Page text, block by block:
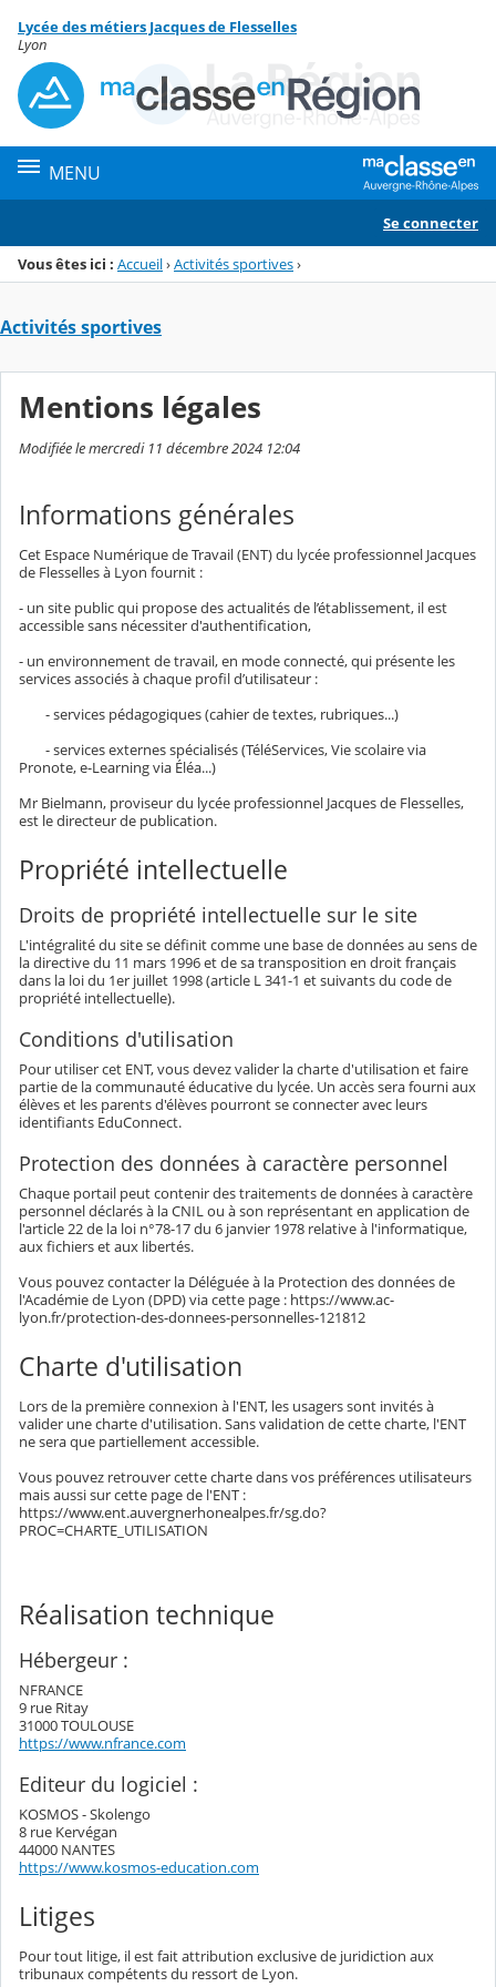
Menu de la rubrique
Contenu
Lycée des métiers Jacques de Flesselles
Lyon
MENU
Se connecter
Vous êtes ici : Accueil›Activités sportives›
Activités sportives
Mentions légales
Modifiée le mercredi 11 décembre 2024 12:04
Informations générales
Cet Espace Numérique de Travail (ENT) du lycée professionnel Jacques
de Flesselles à Lyon fournit :
- un site public qui propose des actualités de l’établissement, il est
accessible sans nécessiter d'authentification,
- un environnement de travail, en mode connecté, qui présente les
services associés à chaque profil d’utilisateur :
- services pédagogiques (cahier de textes, rubriques...)
- services externes spécialisés (TéléServices, Vie scolaire via
Pronote, e-Learning via Éléa...)
Mr Bielmann, proviseur du lycée professionnel Jacques de Flesselles,
est le directeur de publication.
Propriété intellectuelle
Droits de propriété intellectuelle sur le site
L'intégralité du site se définit comme une base de données au sens de
la directive du 11 mars 1996 et de sa transposition en droit français
dans la loi du 1er juillet 1998 (article L 341-1 et suivants du code de
propriété intellectuelle).
Conditions d'utilisation
Pour utiliser cet ENT, vous devez valider la charte d'utilisation et faire
partie de la communauté éducative du lycée. Un accès sera fourni aux
élèves et les parents d'élèves pourront se connecter avec leurs
identifiants EduConnect.
Protection des données à caractère personnel
Chaque portail peut contenir des traitements de données à caractère
personnel déclarés à la CNIL ou à son représentant en application de
l'article 22 de la loi n°78-17 du 6 janvier 1978 relative à l'informatique,
aux fichiers et aux libertés.
Vous pouvez contacter la Déléguée à la Protection des données de
l'Académie de Lyon (DPD) via cette page : https://www.ac-
lyon.fr/protection-des-donnees-personnelles-121812
Charte d'utilisation
Lors de la première connexion à l'ENT, les usagers sont invités à
valider une charte d'utilisation. Sans validation de cette charte, l'ENT
ne sera que partiellement accessible.
Vous pouvez retrouver cette charte dans vos préférences utilisateurs
mais aussi sur cette page de l'ENT :
https://www.ent.auvergnerhonealpes.fr/sg.do?
PROC=CHARTE_UTILISATION
Réalisation technique
Hébergeur :
NFRANCE
9 rue Ritay
31000 TOULOUSE
https://www.nfrance.com
Editeur du logiciel :
KOSMOS - Skolengo
8 rue Kervégan
44000 NANTES
https://www.kosmos-education.com
Litiges
Pour tout litige, il est fait attribution exclusive de juridiction aux
tribunaux compétents du ressort de Lyon.